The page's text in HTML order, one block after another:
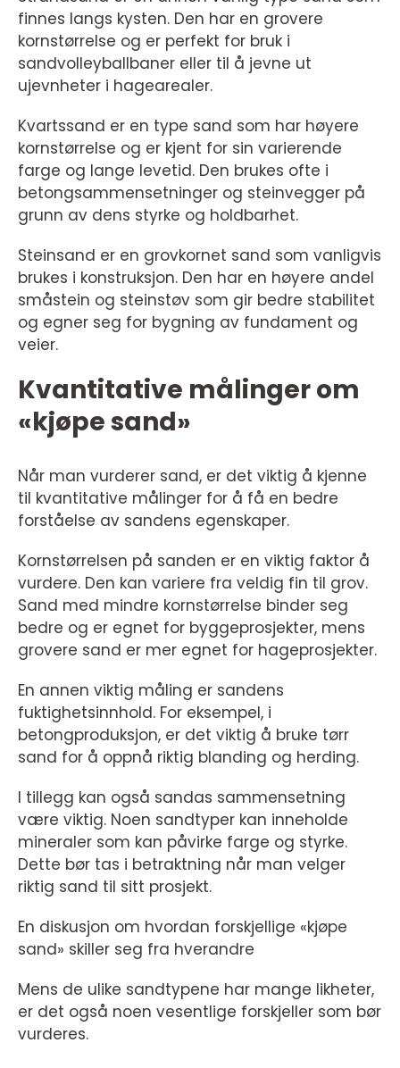
finnes langs kysten. Den har en grovere
kornstørrelse og er perfekt for bruk i
sandvolleyballbaner eller til å jevne ut
ujevnheter i hagearealer.
Kvartssand er en type sand som har høyere
kornstørrelse og er kjent for sin varierende
farge og lange levetid. Den brukes ofte i
betongsammensetninger og steinvegger på
grunn av dens styrke og holdbarhet.
Steinsand er en grovkornet sand som vanligvis
brukes i konstruksjon. Den har en høyere andel
småstein og steinstøv som gir bedre stabilitet
og egner seg for bygning av fundament og
veier.
Kvantitative målinger om
«kjøpe sand»
Når man vurderer sand, er det viktig å kjenne
til kvantitative målinger for å få en bedre
forståelse av sandens egenskaper.
Kornstørrelsen på sanden er en viktig faktor å
vurdere. Den kan variere fra veldig fin til grov.
Sand med mindre kornstørrelse binder seg
bedre og er egnet for byggeprosjekter, mens
grovere sand er mer egnet for hageprosjekter.
En annen viktig måling er sandens
fuktighetsinnhold. For eksempel, i
betongproduksjon, er det viktig å bruke tørr
sand for å oppnå riktig blanding og herding.
I tillegg kan også sandas sammensetning
være viktig. Noen sandtyper kan inneholde
mineraler som kan påvirke farge og styrke.
Dette bør tas i betraktning når man velger
riktig sand til sitt prosjekt.
En diskusjon om hvordan forskjellige «kjøpe
sand» skiller seg fra hverandre
Mens de ulike sandtypene har mange likheter,
er det også noen vesentlige forskjeller som bør
vurderes.